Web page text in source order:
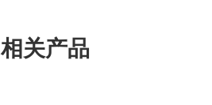
相关产品